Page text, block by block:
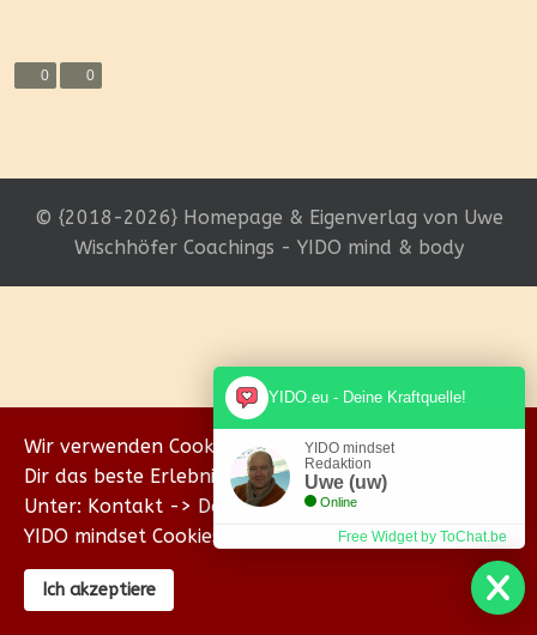
0 0
© {2018-2026} Homepage & Eigenverlag von Uwe
Wischhöfer Coachings - YIDO mind & body
Wir verwenden Cookies, um sicherzustellen, dass wir
Dir das beste Erlebnis auf unserer Website bieten.
Unter: Kontakt -> Datenschutz erklären wir Dir, wie
YIDO mindset Cookies verwendet.
Ich akzeptiere
YIDO.eu - Deine Kraftquelle!
YIDO mindset
Redaktion
Uwe (uw)
Online
Free Widget by ToChat.be